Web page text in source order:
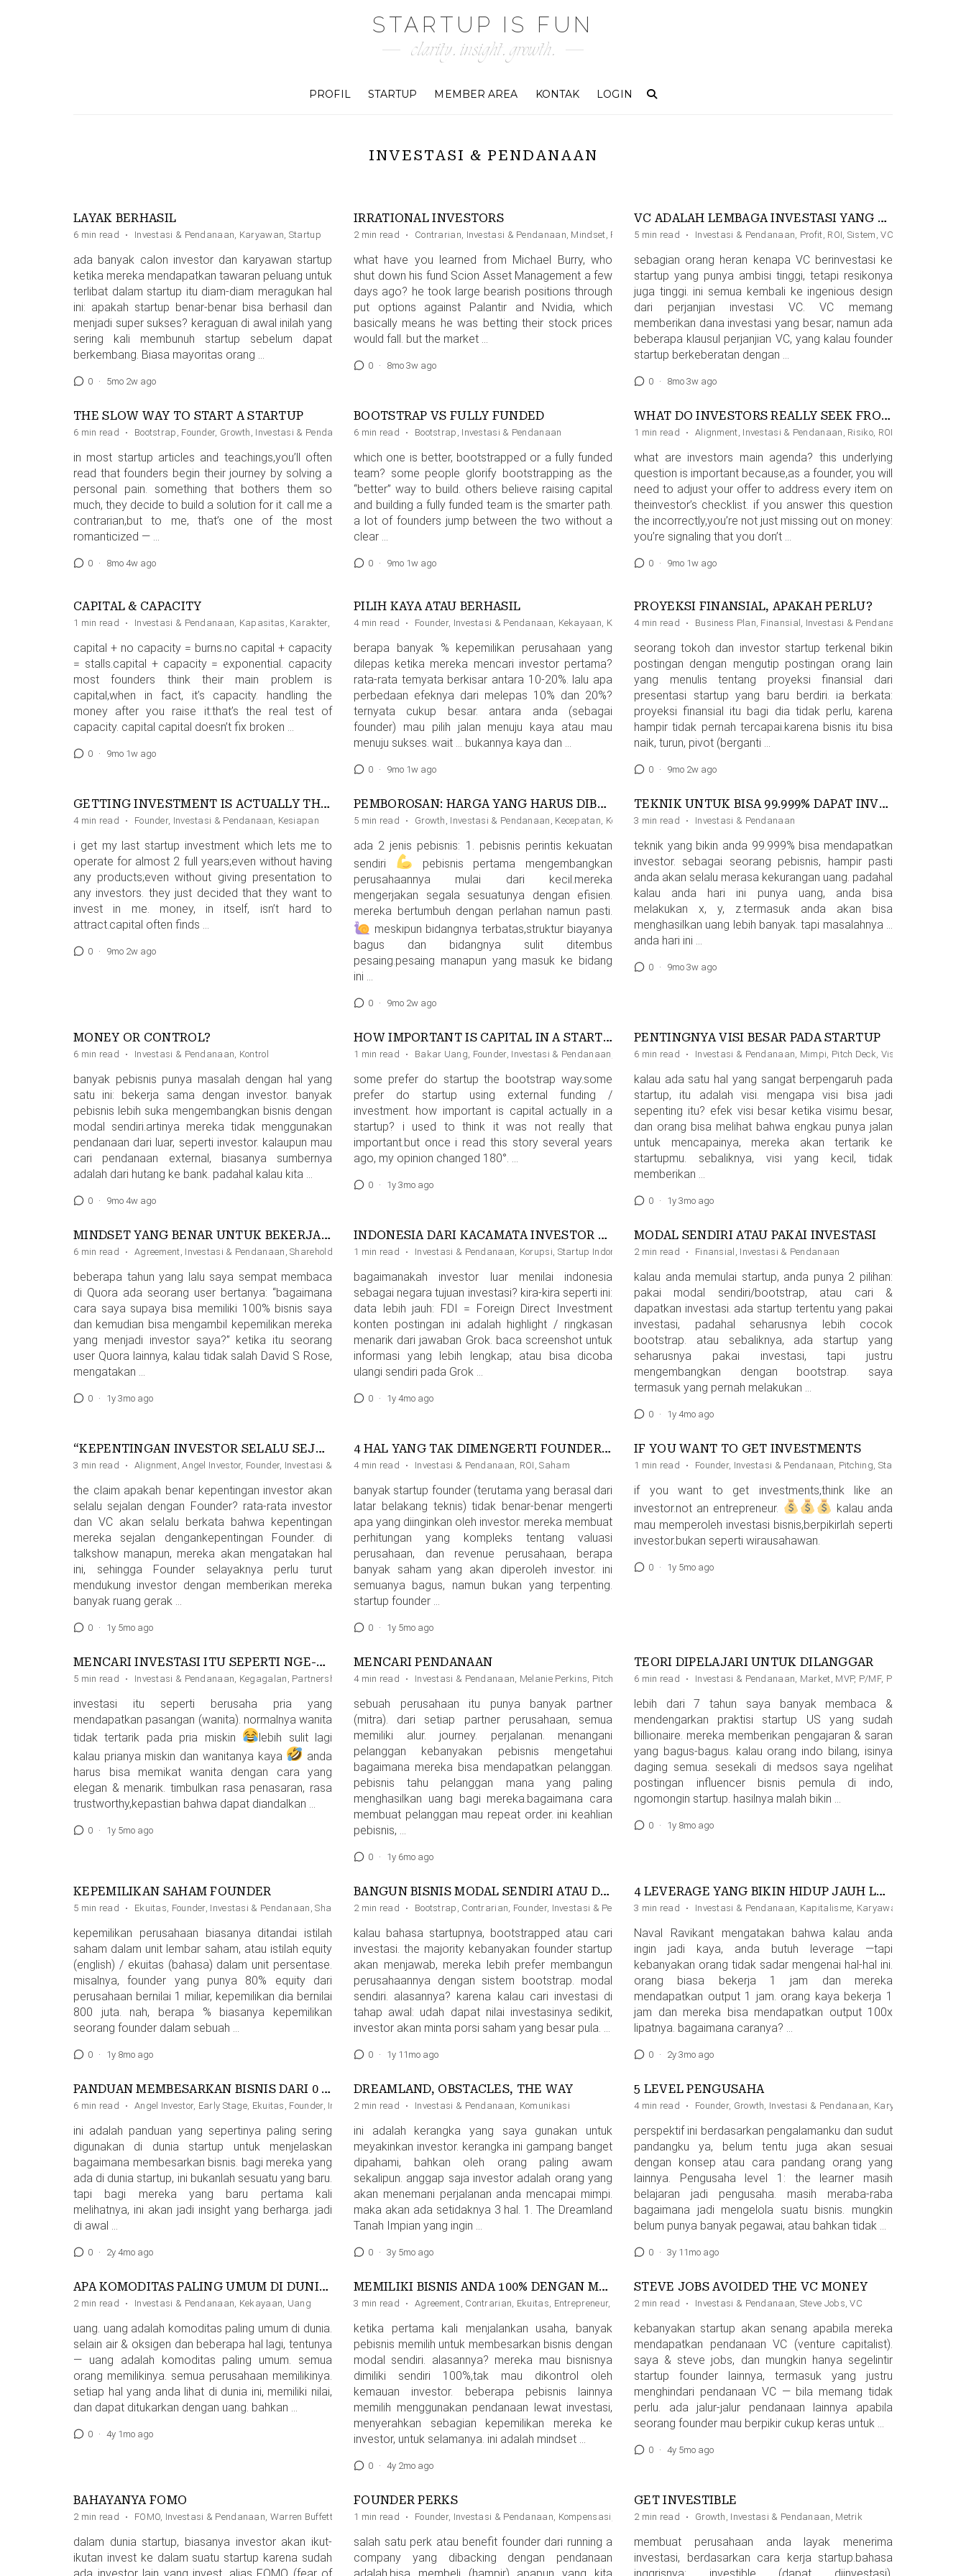
STARTUP IS FUN
clarity. insight. growth.
PROFIL STARTUP MEMBER AREA KONTAK LOGIN
INVESTASI & PENDANAAN
LAYAK BERHASIL
6 min read · Investasi & Pendanaan, Karyawan, Startup
ada banyak calon investor dan karyawan startup
ketika mereka mendapatkan tawaran peluang untuk
terlibat dalam startup itu diam-diam meragukan hal
ini: apakah startup benar-benar bisa berhasil dan
menjadi super sukses? keraguan di awal inilah yang
sering kali membunuh startup sebelum dapat
berkembang. Biasa mayoritas orang …
0 · 5mo 2w ago
IRRATIONAL INVESTORS
2 min read · Contrarian, Investasi & Pendanaan, Mindset, Pitching,Storytelling
what have you learned from Michael Burry, who
shut down his fund Scion Asset Management a few
days ago? he took large bearish positions through
put options against Palantir and Nvidia, which
basically means he was betting their stock prices
would fall. but the market …
0 · 8mo 3w ago
VC ADALAH LEMBAGA INVESTASI YANG DIDESAIN SUPAYA SULIT KALAH
5 min read · Investasi & Pendanaan, Profit, ROI, Sistem ,VC
sebagian orang heran kenapa VC berinvestasi ke
startup yang punya ambisi tinggi, tetapi resikonya
juga tinggi. ini semua kembali ke ingenious design
dari perjanjian investasi VC. VC memang
memberikan dana investasi yang besar; namun ada
beberapa klausul perjanjian VC, yang kalau founder
startup berkeberatan dengan …
0 · 8mo 3w ago
THE SLOW WAY TO START A STARTUP
6 min read · Bootstrap , Founder, Growth , Investasi & Pendanaan, Strategic
in most startup articles and teachings,you’ll often
read that founders begin their journey by solving a
personal pain. something that bothers them so
much, they decide to build a solution for it. call me a
contrarian,but to me, that’s one of the most
romanticized — …
0 · 8mo 4w ago
BOOTSTRAP VS FULLY FUNDED
6 min read · Bootstrap , Investasi & Pendanaan
which one is better, bootstrapped or a fully funded
team? some people glorify bootstrapping as the
“better” way to build. others believe raising capital
and building a fully funded team is the smarter path.
a lot of founders jump between the two without a
clear …
0 · 9mo 1w ago
WHAT DO INVESTORS REALLY SEEK FROM AN INVESTMENT?
1 min read · Alignment, Investasi & Pendanaan , Risiko, ROI
what are investors main agenda? this underlying
question is important because,as a founder, you will
need to adjust your offer to address every item on
theinvestor’s checklist. if you answer this question
the incorrectly,you’re not just missing out on money:
you’re signaling that you don’t …
0 · 9mo 1w ago
CAPITAL & CAPACITY
1 min read · Investasi & Pendanaan, Kapasitas , Karakter, Kegagalan ,Mindset,Uang
capital + no capacity = burns.no capital + capacity
= stalls.capital + capacity = exponential. capacity
most founders think their main problem is
capital,when in fact, it’s capacity. handling the
money after you raise it:that’s the real test of
capacity. capital capital doesn’t fix broken …
0 · 9mo 1w ago
PILIH KAYA ATAU BERHASIL
4 min read · Founder, Investasi & Pendanaan, Kekayaan, Kesuksesan
berapa banyak % kepemilikan perusahaan yang
dilepas ketika mereka mencari investor pertama?
rata-rata temyata berkisar antara 10-20%. lalu apa
perbedaan efeknya dari melepas 10% dan 20%?
ternyata cukup besar. antara anda (sebagai
founder) mau pilih jalan menuju kaya atau mau
menuju sukses. wait … bukannya kaya dan …
0 · 9mo 1w ago
PROYEKSI FINANSIAL, APAKAH PERLU?
4 min read · Business Plan, Finansial , Investasi & Pendanaan
seorang tokoh dan investor startup terkenal bikin
postingan dengan mengutip postingan orang lain
yang menulis tentang proyeksi finansial dari
presentasi startup yang baru berdiri. ia berkata:
proyeksi finansial itu bagi dia tidak perlu, karena
hampir tidak pernah tercapai.karena bisnis itu bisa
naik, turun, pivot (berganti …
0 · 9mo 2w ago
GETTING INVESTMENT IS ACTUALLY THE EASY PART OF BUILDING A STARTUP
4 min read · Founder, Investasi & Pendanaan, Kesiapan
i get my last startup investment which lets me to
operate for almost 2 full years;even without having
any products;even without giving presentation to
any investors. they just decided that they want to
invest in me. money, in itself, isn’t hard to
attract.capital often finds …
0 · 9mo 2w ago
PEMBOROSAN: HARGA YANG HARUS DIBAYAR UNTUK KECEPATAN
5 min read · Growth , Investasi & Pendanaan , Kecepatan, Kompetisi,LinkedIn Scaling,Waktu
ada 2 jenis pebisnis: 1. pebisnis perintis kekuatan
sendiri
pebisnis pertama mengembangkan
perusahaannya mulai dari kecil.mereka
mengerjakan segala sesuatunya dengan efisien.
mereka bertumbuh dengan perlahan namun pasti.
meskipun bidangnya terbatas,struktur biayanya
bagus dan bidangnya sulit ditembus
pesaing.pesaing manapun yang masuk ke bidang
ini …
0 · 9mo 2w ago
TEKNIK UNTUK BISA 99.999% DAPAT INVESTOR
3 min read · Investasi & Pendanaan
teknik yang bikin anda 99.999% bisa mendapatkan
investor. sebagai seorang pebisnis, hampir pasti
anda akan selalu merasa kekurangan uang. padahal
kalau anda hari ini punya uang, anda bisa
melakukan x, y, z.termasuk anda akan bisa
menghasilkan uang lebih banyak. tapi masalahnya …
anda hari ini …
0 · 9mo 3w ago
MONEY OR CONTROL?
6 min read · Investasi & Pendanaan, Kontrol
banyak pebisnis punya masalah dengan hal yang
satu ini: bekerja sama dengan investor. banyak
pebisnis lebih suka mengembangkan bisnis dengan
modal sendiri.artinya mereka tidak menggunakan
pendanaan dari luar, seperti investor. kalaupun mau
cari pendanaan external, biasanya sumbernya
adalah dari hutang ke bank. padahal kalau kita …
0 · 9mo 4w ago
HOW IMPORTANT IS CAPITAL IN A STARTUP, ACTUALLY?
1 min read · Bakar Uang, Founder, Investasi & Pendanaan Mindset,Uang
some prefer do startup the bootstrap way.some
prefer do startup using external funding /
investment. how important is capital actually in a
startup? i used to think it was not really that
important.but once i read this story several years
ago, my opinion changed 180°. …
0 · 1y 3mo ago
PENTINGNYA VISI BESAR PADA STARTUP
6 min read · Investasi & Pendanaan, Mimpi, Pitch Deck, Visi
kalau ada satu hal yang sangat berpengaruh pada
startup, itu adalah visi. mengapa visi bisa jadi
sepenting itu? efek visi besar ketika visimu besar,
dan orang bisa melihat bahwa engkau punya jalan
untuk mencapainya, mereka akan tertarik ke
startupmu. sebaliknya, visi yang kecil, tidak
memberikan …
0 · 1y 3mo ago
MINDSET YANG BENAR UNTUK BEKERJA SAMA DENGAN INVESTOR
6 min read · Agreement, Investasi & Pendanaan ,Shareholder
beberapa tahun yang lalu saya sempat membaca
di Quora ada seorang user bertanya: “bagaimana
cara saya supaya bisa memiliki 100% bisnis saya
dan kemudian bisa mengambil kepemilikan mereka
yang menjadi investor saya?” ketika itu seorang
user Quora lainnya, kalau tidak salah David S Rose,
mengatakan …
0 · 1y 3mo ago
INDONESIA DARI KACAMATA INVESTOR ASING
1 min read · Investasi & Pendanaan, Korupsi, Startup Indonesia
bagaimanakah investor luar menilai indonesia
sebagai negara tujuan investasi? kira-kira seperti ini:
data lebih jauh: FDI = Foreign Direct Investment
konten postingan ini adalah highlight / ringkasan
menarik dari jawaban Grok. baca screenshot untuk
informasi yang lebih lengkap; atau bisa dicoba
ulangi sendiri pada Grok …
0 · 1y 4mo ago
MODAL SENDIRI ATAU PAKAI INVESTASI
2 min read · Finansial , Investasi & Pendanaan
kalau anda memulai startup, anda punya 2 pilihan:
pakai modal sendiri/bootstrap, atau cari &
dapatkan investasi. ada startup tertentu yang pakai
investasi, padahal seharusnya lebih cocok
bootstrap. atau sebaliknya, ada startup yang
seharusnya pakai investasi, tapi justru
mengembangkan dengan bootstrap. saya
termasuk yang pernah melakukan …
0 · 1y 4mo ago
“KEPENTINGAN INVESTOR SELALU SEJALAN DENGAN FOUNDER”
3 min read · Alignment,Angel Investor, Founder, Investasi & Pendanaan,Kontrol,Manajemen
the claim apakah benar kepentingan investor akan
selalu sejalan dengan Founder? rata-rata investor
dan VC akan selalu berkata bahwa kepentingan
mereka sejalan dengankepentingan Founder. di
talkshow manapun, mereka akan mengatakan hal
ini, sehingga Founder selayaknya perlu turut
mendukung investor dengan memberikan mereka
banyak ruang gerak …
0 · 1y 5mo ago
4 HAL YANG TAK DIMENGERTI FOUNDER TENTANG INVESTOR
4 min read · Investasi & Pendanaan, ROI ,Saham
banyak startup founder (terutama yang berasal dari
latar belakang teknis) tidak benar-benar mengerti
apa yang diinginkan oleh investor. mereka membuat
perhitungan yang kompleks tentang valuasi
perusahaan, dan revenue perusahaan, berapa
banyak saham yang akan diperoleh investor. ini
semuanya bagus, namun bukan yang terpenting.
startup founder …
0 · 1y 5mo ago
IF YOU WANT TO GET INVESTMENTS
1 min read · Founder, Investasi & Pendanaan, Pitching, Startup
if you want to get investments,think like an
investor.not an entrepreneur.
kalau anda
mau memperoleh investasi bisnis,berpikirlah seperti
investor.bukan seperti wirausahawan.
0 · 1y 5mo ago
MENCARI INVESTASI ITU SEPERTI NGE-DATE
5 min read · Investasi & Pendanaan, Kegagalan , Partnership Pitching,Shareholder,Trust
investasi itu seperti berusaha pria yang
mendapatkan pasangan (wanita). normalnya wanita
tidak tertarik pada pria miskin
lebih sulit lagi
kalau prianya miskin dan wanitanya kaya
anda
harus bisa memikat wanita dengan cara yang
elegan & menarik. timbulkan rasa penasaran, rasa
trustworthy,kepastian bahwa dapat diandalkan …
0 · 1y 5mo ago
MENCARI PENDANAAN
4 min read · Investasi & Pendanaan, Melanie Perkins, Pitch Deck, Pitching
sebuah perusahaan itu punya banyak partner
(mitra). dari setiap partner perusahaan, semua
memiliki alur. journey. perjalanan. menangani
pelanggan kebanyakan pebisnis mengetahui
bagaimana mereka bisa mendapatkan pelanggan.
pebisnis tahu pelanggan mana yang paling
menghasilkan uang bagi mereka.bagaimana cara
membuat pelanggan mau repeat order. ini keahlian
pebisnis, …
0 · 1y 6mo ago
TEORI DIPELAJARI UNTUK DILANGGAR
6 min read · Investasi & Pendanaan, Market, MVP, P/MF, Pitch Deck
lebih dari 7 tahun saya banyak membaca &
mendengarkan praktisi startup US yang sudah
billionaire. mereka memberikan pengajaran & saran
yang bagus-bagus. kalau orang indo bilang, isinya
daging semua. sesekali di medsos saya ngelihat
postingan influencer bisnis pemula di indo,
ngomongin startup. hasilnya malah bikin …
0 · 1y 8mo ago
KEPEMILIKAN SAHAM FOUNDER
5 min read · Ekuitas, Founder, Investasi & Pendanaan ,Shareholder
kepemilikan perusahaan biasanya ditandai istilah
saham dalam unit lembar saham, atau istilah equity
(english) / ekuitas (bahasa) dalam unit persentase.
misalnya, founder yang punya 80% equity dari
perusahaan bernilai 1 miliar, kepemilikan dia bernilai
800 juta. nah, berapa % biasanya kepemilikan
seorang founder dalam sebuah …
0 · 1y 8mo ago
BANGUN BISNIS MODAL SENDIRI ATAU DENGAN PENDANAAN?
2 min read · Bootstrap , Contrarian, Founder, Investasi & Pendanaan
kalau bahasa startupnya, bootstrapped atau cari
investasi. the majority kebanyakan founder startup
akan menjawab, mereka lebih prefer membangun
perusahaannya dengan sistem bootstrap. modal
sendiri. alasannya? karena kalau cari investasi di
tahap awal: udah dapat nilai investasinya sedikit,
investor akan minta porsi saham yang besar pula. …
0 · 1y 11mo ago
4 LEVERAGE YANG BIKIN HIDUP JAUH LEBIH MUDAH
3 min read · Investasi & Pendanaan, Kapitalisme, Karyawan
Naval Ravikant mengatakan bahwa kalau anda
ingin jadi kaya, anda butuh leverage —tapi
kebanyakan orang tidak sadar mengenai hal-hal ini.
orang biasa bekerja 1 jam dan mereka
mendapatkan output 1 jam. orang kaya bekerja 1
jam dan mereka bisa mendapatkan output 100x
lipatnya. bagaimana caranya? …
0 · 2y 3mo ago
PANDUAN MEMBESARKAN BISNIS DARI 0 HINGGA JADI RAKSASA
6 min read · Angel Investor, Early Stage, Ekuitas , Founder, Investasi & Pendanaan,IPO,Valuasi ,VC
ini adalah panduan yang sepertinya paling sering
digunakan di dunia startup untuk menjelaskan
bagaimana membesarkan bisnis. bagi mereka yang
ada di dunia startup, ini bukanlah sesuatu yang baru.
tapi bagi mereka yang baru pertama kali
melihatnya, ini akan jadi insight yang berharga. jadi
di awal …
0 · 2y 4mo ago
DREAMLAND, OBSTACLES, THE WAY
2 min read · Investasi & Pendanaan, Komunikasi
ini adalah kerangka yang saya gunakan untuk
meyakinkan investor. kerangka ini gampang banget
dipahami, bahkan oleh orang paling awam
sekalipun. anggap saja investor adalah orang yang
akan menemani perjalanan anda mencapai mimpi.
maka akan ada setidaknya 3 hal. 1. The Dreamland
Tanah Impian yang ingin …
0 · 3y 5mo ago
5 LEVEL PENGUSAHA
4 min read · Founder, Growth, Investasi & Pendanaan, Karyawan
perspektif ini berdasarkan pengalamanku dan sudut
pandangku ya, belum tentu juga akan sesuai
dengan konsep atau cara pandang orang yang
lainnya. Pengusaha level 1: the learner masih
belajaran jadi pengusaha. masih meraba-raba
bagaimana jadi mengelola suatu bisnis. mungkin
belum punya banyak pegawai, atau bahkan tidak …
0 · 3y 11mo ago
APA KOMODITAS PALING UMUM DI DUNIA?
2 min read · Investasi & Pendanaan, Kekayaan, Uang
uang. uang adalah komoditas paling umum di dunia.
selain air & oksigen dan beberapa hal lagi, tentunya
— uang adalah komoditas paling umum. semua
orang memilikinya. semua perusahaan memilikinya.
setiap hal yang anda lihat di dunia ini, memiliki nilai,
dan dapat ditukarkan dengan uang. bahkan …
0 · 4y 1mo ago
MEMILIKI BISNIS ANDA 100% DENGAN MENGGUNAKAN MODAL INVESTOR
3 min read · Agreement, Contrarian, Ekuitas, Entrepreneur, Founder,Investasi & Pendanaan
ketika pertama kali menjalankan usaha, banyak
pebisnis memilih untuk membesarkan bisnis dengan
modal sendiri. alasannya? mereka mau bisnisnya
dimiliki sendiri 100%,tak mau dikontrol oleh
kemauan investor. beberapa pebisnis lainnya
memilih menggunakan pendanaan lewat investasi,
menyerahkan sebagian kepemilikan mereka ke
investor, untuk selamanya. ini adalah mindset …
0 · 4y 2mo ago
STEVE JOBS AVOIDED THE VC MONEY
2 min read · Investasi & Pendanaan, Steve Jobs,VC
kebanyakan startup akan senang apabila mereka
mendapatkan pendanaan VC (venture capitalist).
saya & steve jobs, dan mungkin hanya segelintir
startup founder lainnya, termasuk yang justru
menghindari pendanaan VC — bila memang tidak
perlu. ada jalur-jalur pendanaan lainnya apabila
seorang founder mau berpikir cukup keras untuk …
0 · 4y 5mo ago
BAHAYANYA FOMO
2 min read · FOMO, Investasi & Pendanaan, Warren Buffett
dalam dunia startup, biasanya investor akan ikut-
ikutan invest ke dalam suatu startup karena sudah
FOUNDER PERKS
1 min read · Founder, Investasi & Pendanaan, Kompensasi Prudent
salah satu perk atau benefit founder dari running a
company yang dibacking dengan pendanaan
GET INVESTIBLE
2 min read · Growth , Investasi & Pendanaan , Metrik
membuat perusahaan anda layak menerima
investasi, berdasarkan cara kerja startup.bahasa